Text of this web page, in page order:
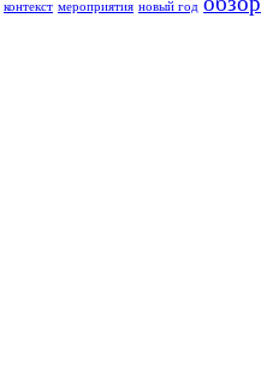
контекст мероприятия новый год